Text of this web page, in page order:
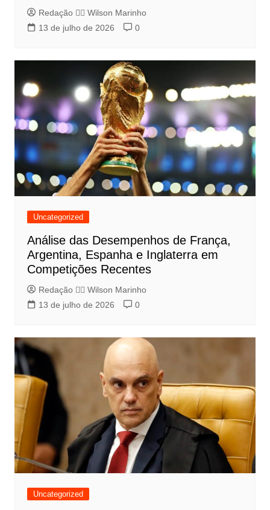
Redação 👨‍⚖️​ Wilson Marinho
13 de julho de 2026
0
Uncategorized
Análise das Desempenhos de França,
Argentina, Espanha e Inglaterra em
Competições Recentes
Redação 👨‍⚖️​ Wilson Marinho
13 de julho de 2026
0
Uncategorized